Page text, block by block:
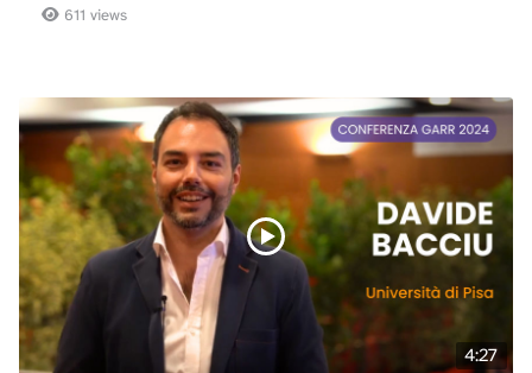
611 views
4:27